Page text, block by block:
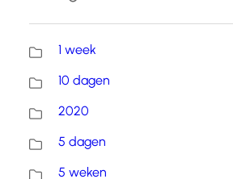
1 week
10 dagen
2020
5 dagen
5 weken